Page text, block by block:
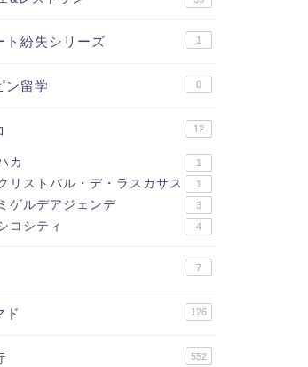
ト紛失シリーズ 1
ン留学 8
12
カ 1
リストバル・デ・ラスカサス 1
ゲルデアジェンデ 3
コシティ 4
7
ド 126
552